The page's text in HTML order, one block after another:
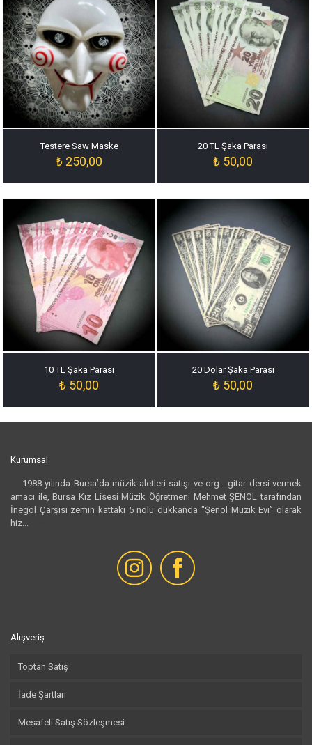
Testere Saw Maske
₺ 250,00
20 TL Şaka Parası
₺ 50,00
10 TL Şaka Parası
₺ 50,00
20 Dolar Şaka Parası
₺ 50,00
Kurumsal
1988 yılında Bursa’da müzik aletleri satışı ve org - gitar dersi vermek
amacı ile, Bursa Kız Lisesi Müzik Öğretmeni Mehmet ŞENOL tarafından
İnegöl Çarşısı zemin kattaki 5 nolu dükkanda "Şenol Müzik Evi” olarak
hiz...
Alışveriş
Toptan Satış
İade Şartları
Mesafeli Satış Sözleşmesi